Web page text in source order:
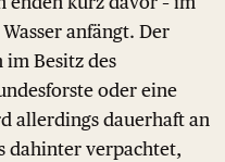
anfängt. Der
Besitz des
oder eine
allerdings dauerhaft an
dahinter verpachtet,